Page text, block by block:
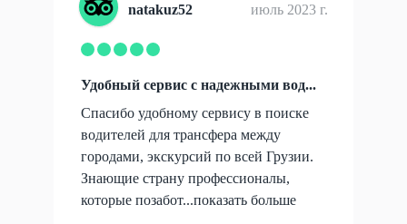
natakuz52 июль 2023 г.
Удобный сервис с надежными вод...
Спасибо удобному сервису в поиске
водителей для трансфера между
городами, экскурсий по всей Грузии.
Знающие страну профессионалы,
которые позабот...показать больше